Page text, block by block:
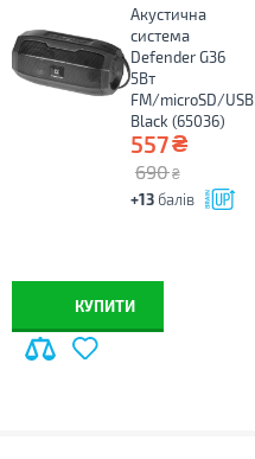
Акустична
система
Defender G36
5Вт
FM/microSD/USB
Black (65036)
557₴
690 ₴
+13 балів
КУПИТИ